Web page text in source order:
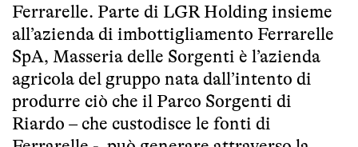
Ferrarelle. Parte di LGR Holding insieme
all’azienda di imbottigliamento Ferrarelle
SpA, Masseria delle Sorgenti è l’azienda
agricola del gruppo nata dall’intento di
produrre ciò che il Parco Sorgenti di
Riardo – che custodisce le fonti di